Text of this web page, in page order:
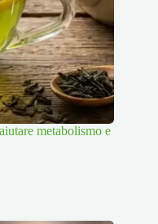
metabolismo e